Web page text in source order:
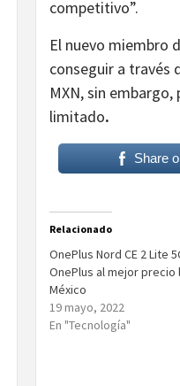
competitivo”.
El nuevo miembro
conseguir a través
MXN, sin
limitado.
Share
Relacionado
OnePlus Nord CE 2 Lite
OnePlus al mejor precio
México
19 mayo, 2022
En "Tecnología"